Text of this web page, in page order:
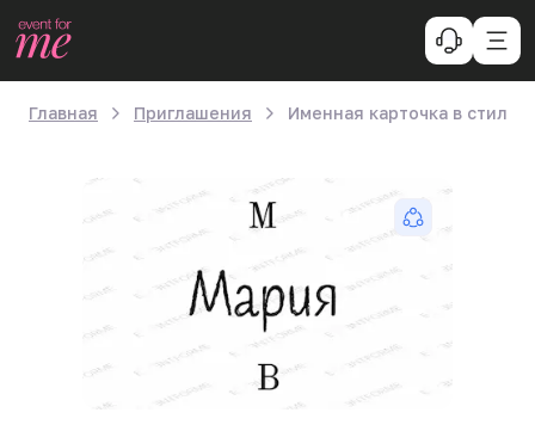
Главная Приглашения Именная карточка в стиле